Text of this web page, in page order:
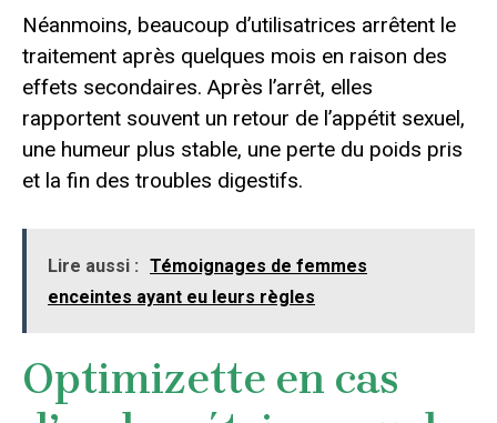
Néanmoins, beaucoup d’utilisatrices arrêtent le
traitement après quelques mois en raison des
effets secondaires. Après l’arrêt, elles
rapportent souvent un retour de l’appétit sexuel,
une humeur plus stable, une perte du poids pris
et la fin des troubles digestifs.
Lire aussi : Témoignages de femmes
enceintes ayant eu leurs règles
Optimizette en cas